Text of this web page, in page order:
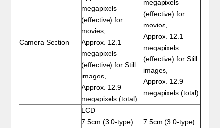
Camera Section
megapixels
(effective) for
movies,
Approx. 12.1
megapixels
(effective) for Still
images,
Approx. 12.9
megapixels (total)
megapixels
(effective) for
movies,
Approx. 12.1
megapixels
(effective) for Still
images,
Approx. 12.9
megapixels (total)
LCD
7.5cm (3.0-type)
7.5cm (3.0-type)